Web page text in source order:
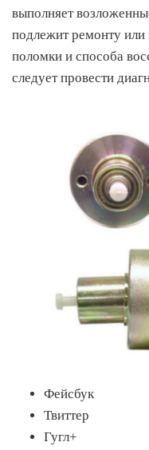
выполняет
подлежит ремонту или
поломки и способа
следует провести
Фейсбук
Твиттер
Гугл+